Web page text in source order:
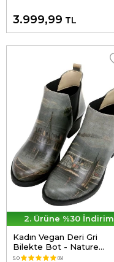
3.999,99 TL
2. Ürüne %30 İndirim
Kadın Vegan Deri Gri
Bilekte Bot - Nature
Tasarım
5.0 (8)